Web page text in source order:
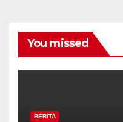
You missed
BERITA